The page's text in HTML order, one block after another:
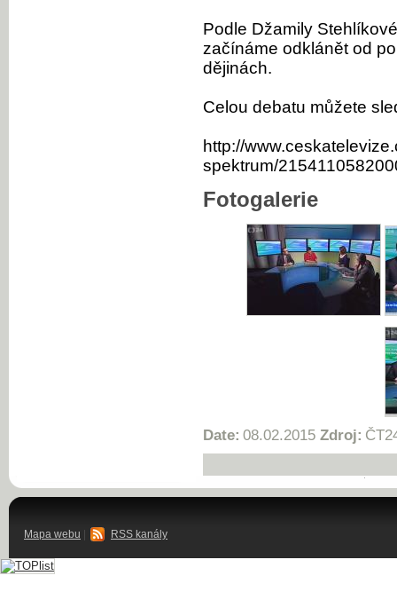
Podle Džamily
začínáme odklánět od
dějinách.
Celou debatu můžete
http://
spektrum/
Fotogalerie
Date: 08.02.2015 Zdroj:
Mapa webu RSS kanály